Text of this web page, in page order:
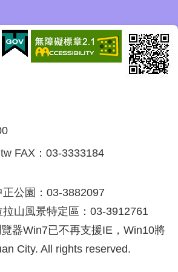
FAX：03-3333184
公園：03-3882097
山風景特定區：03-3912761
器Win7已不再支援IE，Win10將
City. All rights reserved.